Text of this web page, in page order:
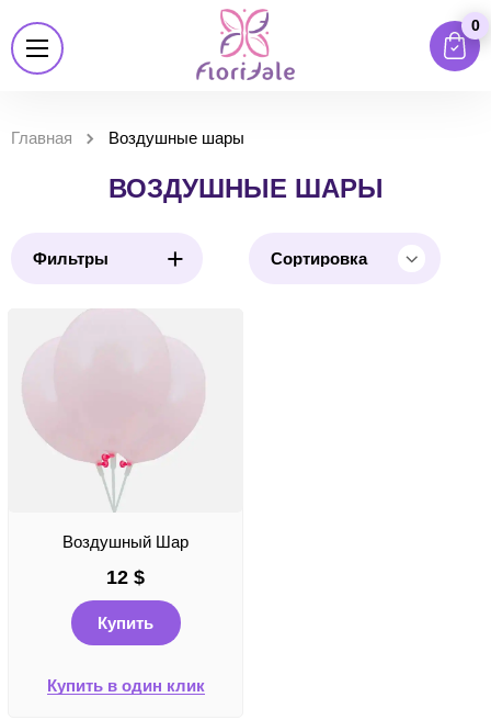
0
Главная Воздушные шары
ВОЗДУШНЫЕ ШАРЫ
Фильтры + Сортировка
Воздушный Шар
12 $
Купить
Купить в один клик